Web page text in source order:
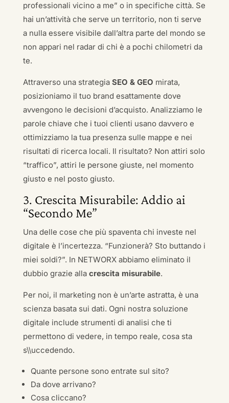
professionali vicino a me” o in specifiche città. Se
hai un’attività che serve un territorio, non ti serve
a nulla essere visibile dall’altra parte del mondo se
non appari nel radar di chi è a pochi chilometri da
te.
Attraverso una strategia SEO & GEO mirata,
posizioniamo il tuo brand esattamente dove
avvengono le decisioni d’acquisto. Analizziamo le
parole chiave che i tuoi clienti usano davvero e
ottimizziamo la tua presenza sulle mappe e nei
risultati di ricerca locali. Il risultato? Non attiri solo
“traffico”, attiri le persone giuste, nel momento
giusto e nel posto giusto.
3. Crescita Misurabile: Addio ai
“Secondo Me”
Una delle cose che più spaventa chi investe nel
digitale è l’incertezza. “Funzionerà? Sto buttando i
miei soldi?”. In NETWORX abbiamo eliminato il
dubbio grazie alla crescita misurabile.
Per noi, il marketing non è un’arte astratta, è una
scienza basata sui dati. Ogni nostra soluzione
digitale include strumenti di analisi che ti
permettono di vedere, in tempo reale, cosa sta
s\\uccedendo.
Quante persone sono entrate sul sito?
Da dove arrivano?
Cosa cliccano?